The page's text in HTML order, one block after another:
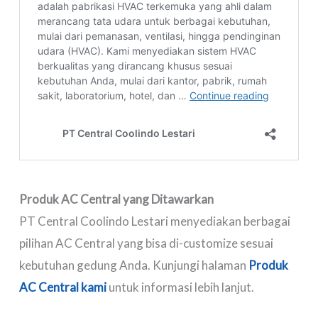
Produk AC Central yang Ditawarkan
PT Central Coolindo Lestari menyediakan berbagai
pilihan AC Central yang bisa di-customize sesuai
kebutuhan gedung Anda. Kunjungi halaman Produk
AC Central kamiuntuk informasi lebih lanjut.